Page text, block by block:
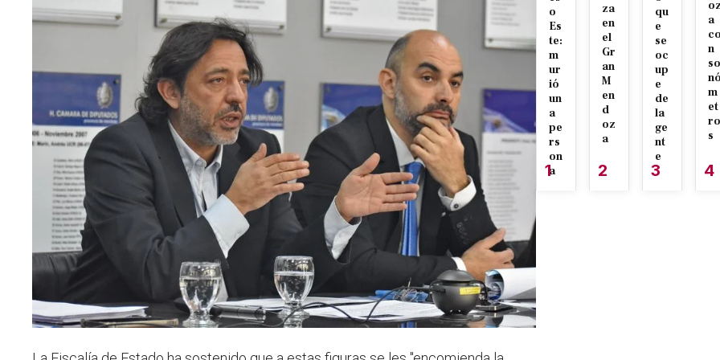
o
Es
te:
m
ur
ió
un
a
pe
rs
on
a
1
za
en
el
Gr
an
M
en
d
oz
a
2
qu
e
se
oc
up
e
de
la
ge
nt
e
3
oz
a
co
n
so
nó
m
et
ro
s
4